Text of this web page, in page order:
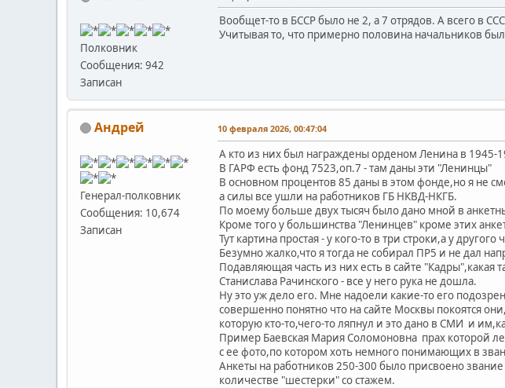
Полковник
Сообщения: 942
Записан
Вообщет-то в БССР было не 2, а 7 отрядов. А всего в
Учитывая то, что примерно половина начальников
Андрей
Генерал-полковник
Сообщения: 10,674
Записан
10 февраля 2026, 00:47:04
А кто из них был награждены орденом Ленина в 1945-
В ГАРФ есть фонд 7523,оп.7 - там даны эти "Ленинцы"
В основном процентов 85 даны в этом фонде,но я не
а силы все ушли на работников ГБ НКВД-НКГБ.
По моему больше двух тысяч было дано мной в
Кроме того у большинства "Ленинцев" кроме этих
Тут картина простая - у кого-то в три строки,а у
Безумно жалко,что я тогда не собирал ПР5 и не дал
Подавляющая часть из них есть в сайте "Кадры",какая
Станислава Рачинского - все у него рука не дошла.
Ну это уж дело его. Мне надоели какие-то его
совершенно понятно что на сайте Москвы покоятся
которую кто-то,чего-то ляпнул и это дано в СМИ и
Пример Баевская Мария Соломоновна прах которой
с ее фото,по котором хоть немного понимающих в
Анкеты на работников 250-300 было присвоено
количестве "шестерки" со стажем.